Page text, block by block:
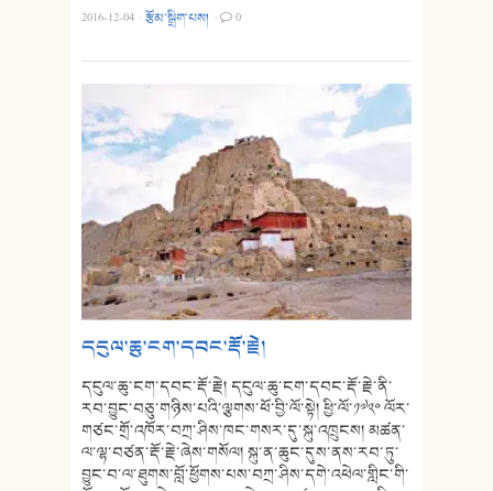
2016-12-04 ·རྩོམ་སྒྲིག་པས། · 0
དངུལ་ཆུ་ངག་དབང་རྡོ་རྗེ།
དངུལ་ཆུ་ངག་དབང་རྡོ་རྗེ། དངུལ་ཆུ་ངག་དབང་རྡོ་རྗེ་ནི་
རབ་བྱུང་བཅུ་གཉིས་པའི་ལྕགས་ཕོ་བྱི་ལོ་སྟེ། ཕྱི་ལོ་༡༧༢༠ ལོར་
གཙང་གྲོ་འཁོར་བཀྲ་ཤིས་ཁང་གསར་དུ་སྐུ་འཁྲུངས། མཚན་
ལ་ལྷ་བཙན་རྡོ་རྗེ་ཞེས་གསོལ། སྐུ་ན་ཆུང་དུས་ནས་རབ་ཏུ་
བྱུང་བ་ལ་ཐུགས་བློ་ཕྱོགས་པས་བཀྲ་ཤིས་དགེ་འཕེལ་གླིང་གི་